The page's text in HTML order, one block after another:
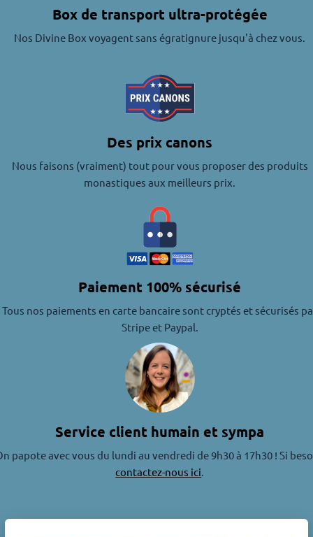
Box de transport ultra-protégée
Nos Divine Box voyagent sans égratignure jusqu'à chez vous.
Des prix canons
Nous faisons (vraiment) tout pour vous proposer des produits
monastiques aux meilleurs prix.
Paiement 100% sécurisé
Tous nos paiements en carte bancaire sont cryptés et sécurisés
Stripe et Paypal.
Service client humain et sympa
papote avec vous du lundi au vendredi de 9h30 à 17h30 ! Si
contactez-nous ici.